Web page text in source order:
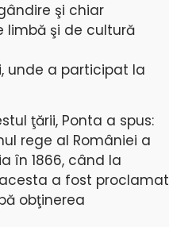
şi chiar
limbă şi de cultură
unde a participat la
ţării, Ponta a spus:
rege al României a
în 1866, când la
a fost proclamat
obţinerea